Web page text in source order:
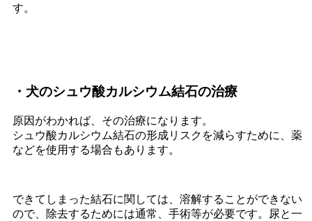
す。
・犬のシュウ酸カルシウム結石の治療
原因がわかれば、その治療になります。
シュウ酸カルシウム結石の形成リスクを減らすために、薬
などを使用する場合もあります。
できてしまった結石に関しては、溶解することができない
ので、除去するためには通常、手術等が必要です。尿と一